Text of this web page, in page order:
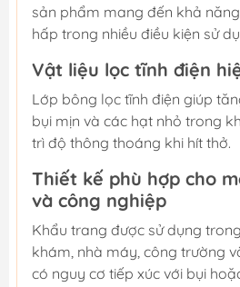
sản phẩm mang đến khả
hấp trong nhiều điều kiện sử
Vật liệu lọc tĩnh điện
Lớp bông lọc tĩnh điện giúp
bụi mịn và các hạt nhỏ trong
trì độ thông thoáng khi hít thở.
Thiết kế phù hợp cho
và công nghiệp
Khẩu trang được sử dụng
khám, nhà máy, công trường
có nguy cơ tiếp xúc với bụi